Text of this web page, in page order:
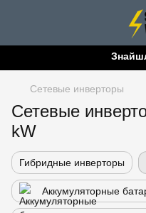
Сетевые инверторы
Сетевые
kW
Гибридные инверторы
Аккумуляторные